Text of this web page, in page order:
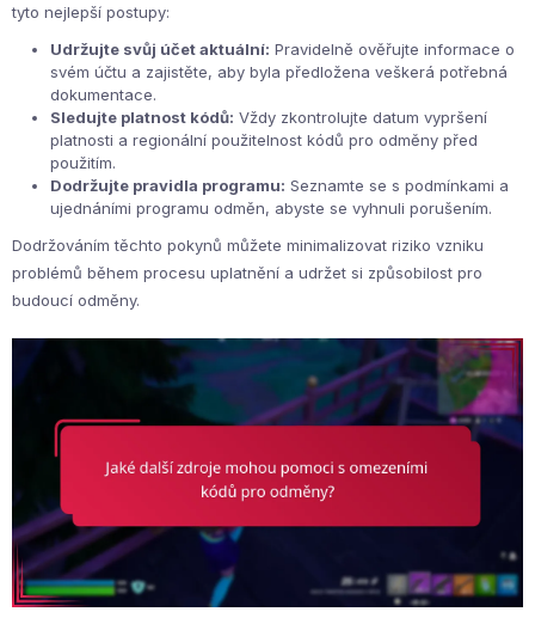
tyto nejlepší postupy:
Udržujte svůj účet aktuální: Pravidelně ověřujte informace o
svém účtu a zajistěte, aby byla předložena veškerá potřebná
dokumentace.
Sledujte platnost kódů: Vždy zkontrolujte datum vypršení
platnosti a regionální použitelnost kódů pro odměny před
použitím.
Dodržujte pravidla programu: Seznamte se s podmínkami a
ujednáními programu odměn, abyste se vyhnuli porušením.
Dodržováním těchto pokynů můžete minimalizovat riziko vzniku
problémů během procesu uplatnění a udržet si způsobilost pro
budoucí odměny.